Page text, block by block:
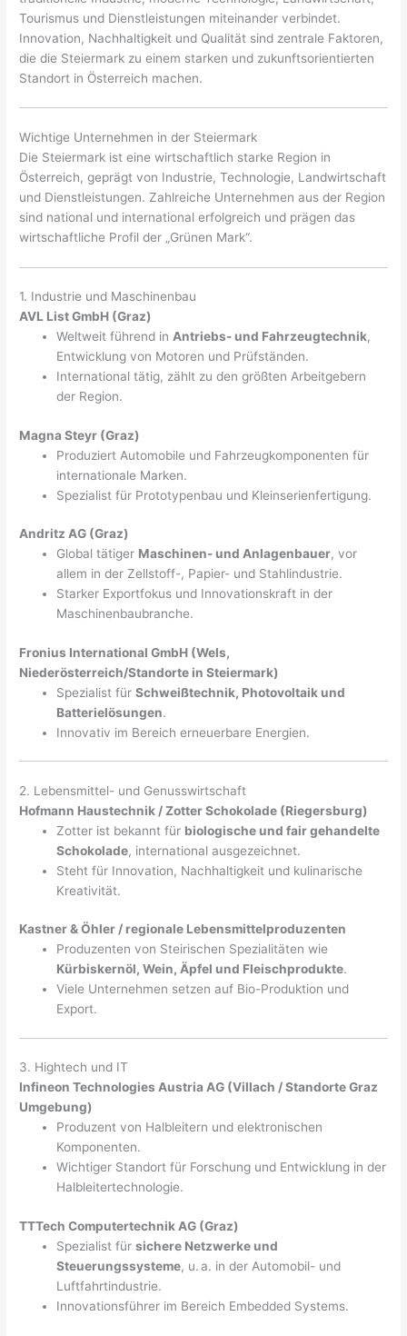
Tourismus und Dienstleistungen miteinander verbindet.
Innovation, Nachhaltigkeit und Qualität sind zentrale Faktoren,
die die Steiermark zu einem starken und zukunftsorientierten
Standort in Österreich machen.
Wichtige Unternehmen in der Steiermark
Die Steiermark ist eine wirtschaftlich starke Region in
Österreich, geprägt von Industrie, Technologie, Landwirtschaft
und Dienstleistungen. Zahlreiche Unternehmen aus der Region
sind national und international erfolgreich und prägen das
wirtschaftliche Profil der „Grünen Mark“.
1. Industrie und Maschinenbau
AVL List GmbH (Graz)
Weltweit führend inAntriebs- und Fahrzeugtechnik,
Entwicklung von Motoren und Prüfständen.
International tätig, zählt zu den größten Arbeitgebern
der Region.
Magna Steyr (Graz)
Produziert Automobile und Fahrzeugkomponenten für
internationale Marken.
Spezialist für Prototypenbau und Kleinserienfertigung.
Andritz AG (Graz)
Global tätiger Maschinen- und Anlagenbauer, vor
allem in der Zellstoff-, Papier- und Stahlindustrie.
Starker Exportfokus und Innovationskraft in der
Maschinenbaubranche.
Fronius International GmbH (Wels,
Niederösterreich/Standorte in Steiermark)
Spezialist fürSchweißtechnik, Photovoltaik und
Batterielösungen.
Innovativ im Bereich erneuerbare Energien.
2. Lebensmittel- und Genusswirtschaft
Hofmann Haustechnik / Zotter Schokolade (Riegersburg)
Zotter ist bekannt für biologische und fair gehandelte
Schokolade, international ausgezeichnet.
Steht für Innovation, Nachhaltigkeit und kulinarische
Kreativität.
Kastner & Öhler / regionale Lebensmittelproduzenten
Produzenten von Steirischen Spezialitäten wie
Kürbiskernöl, Wein, Äpfel und Fleischprodukte.
Viele Unternehmen setzen auf Bio-Produktion und
Export.
3. Hightech und IT
Infineon Technologies Austria AG (Villach / Standorte Graz
Umgebung)
Produzent von Halbleitern und elektronischen
Komponenten.
Wichtiger Standort für Forschung und Entwicklung in der
Halbleitertechnologie.
TTTech Computertechnik AG (Graz)
Spezialist fürsichere Netzwerke und
Steuerungssysteme, u. a. in der Automobil- und
Luftfahrtindustrie.
Innovationsführer im Bereich Embedded Systems.